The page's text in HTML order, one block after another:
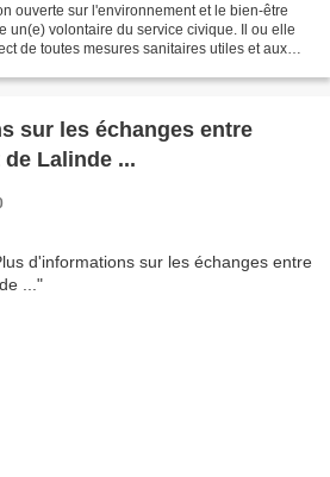
ouverte sur l'environnement et le bien-être
un(e) volontaire du service civique. Il ou elle
de toutes mesures sanitaires utiles et aux
sur les échanges entre
Lalinde ...